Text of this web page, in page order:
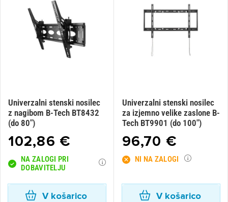
Univerzalni stenski nosilec
z nagibom B-Tech BT8432
(do 80")
102,86 €
NA ZALOGI PRI
DOBAVITELJU
V košarico
Univerzalni stenski nosilec
za izjemno velike zaslone B-
Tech BT9901 (do 100")
96,70 €
NI NA ZALOGI
V košarico
Prijava ×
Za dodajanje na seznam želja morate biti prijavljeni.
Prekliči Prijava